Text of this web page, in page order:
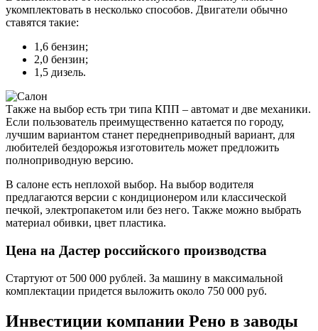
укомплектовать в несколько способов. Двигатели обычно
ставятся такие:
1,6 бензин;
2,0 бензин;
1,5 дизель.
Также на выбор есть три типа КПП – автомат и две механики.
Если пользователь преимущественно катается по городу,
лучшим вариантом станет переднеприводный вариант, для
любителей бездорожья изготовитель может предложить
полноприводную версию.
В салоне есть неплохой выбор. На выбор водителя
предлагаются версии с кондиционером или классической
печкой, электропакетом или без него. Также можно выбрать
материал обивки, цвет пластика.
Цена на Дастер российского производства
Стартуют от 500 000 рублей. За машину в максимальной
комплектации придется выложить около 750 000 руб.
Инвестиции компании Рено в заводы